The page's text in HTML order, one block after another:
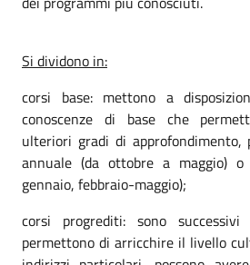
Si dividono in:
corsi base: mettono a
conoscenze di base che
ulteriori gradi di approfondimento,
annuale (da ottobre a maggio) o
gennaio, febbraio-maggio);
corsi progrediti: sono
permettono di arricchire il livello